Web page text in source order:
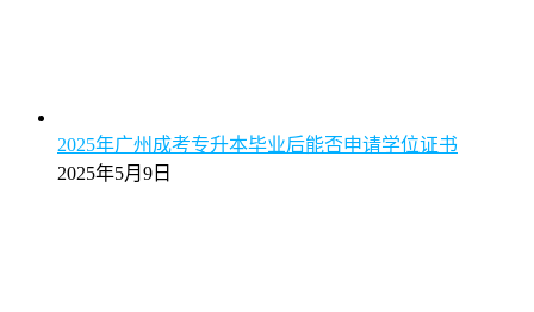
2025年广州成考专升本毕业后能否申请学位证书
2025年5月9日